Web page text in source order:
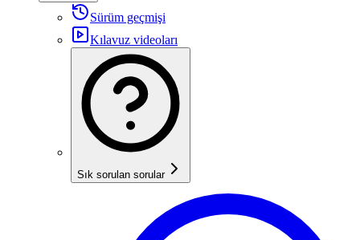
Sürüm geçmişi
Kılavuz videoları
Sık sorulan sorular